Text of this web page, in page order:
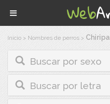
Inicio > Nombres de perros > Chiripa
Buscar por sexo
Buscar por letra